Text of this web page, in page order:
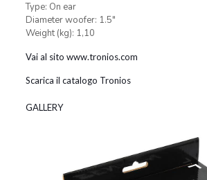
Type: On ear
Diameter woofer: 1.5″
Weight (kg): 1,10
Vai al sito www.tronios.com
Scarica il catalogo Tronios
GALLERY